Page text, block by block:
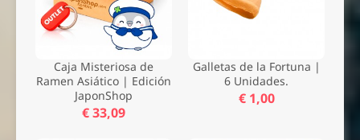
Caja Misteriosa de
Ramen Asiático | Edición
JaponShop
€ 33,09
Galletas de la Fortuna |
6 Unidades.
€ 1,00